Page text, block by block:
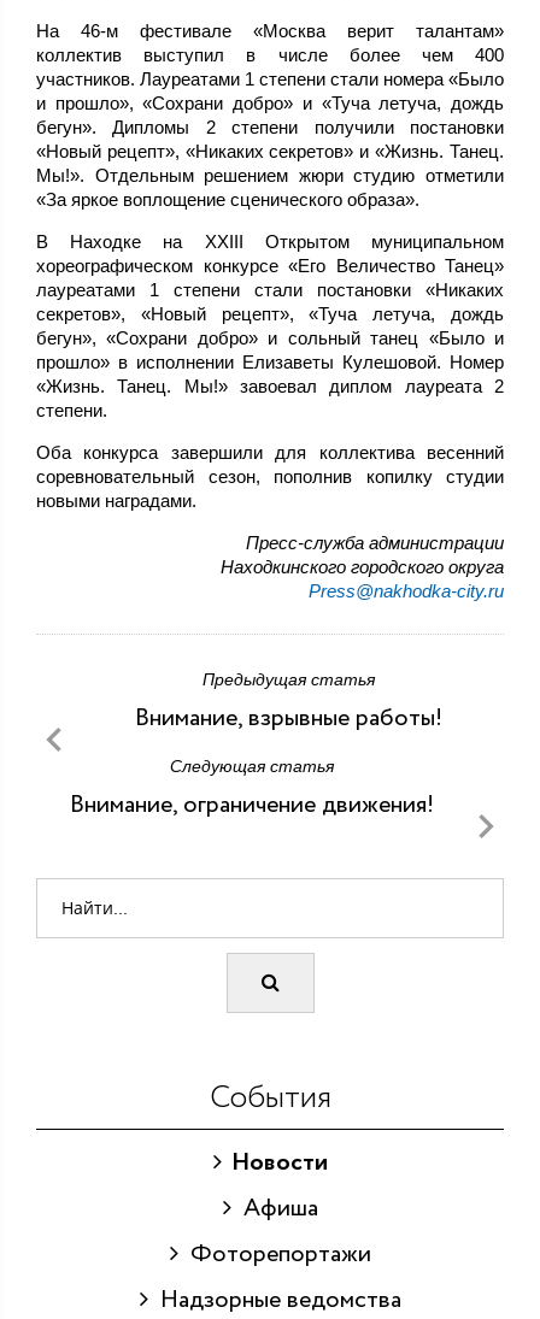
На 46‑м фестивале «Москва верит талантам»
коллектив выступил в числе более чем 400
участников. Лауреатами 1 степени стали номера «Было
и прошло», «Сохрани добро» и «Туча летуча, дождь
бегун». Дипломы 2 степени получили постановки
«Новый рецепт», «Никаких секретов» и «Жизнь. Танец.
Мы!». Отдельным решением жюри студию отметили
«За яркое воплощение сценического образа».
В Находке на XXIII Открытом муниципальном
хореографическом конкурсе «Его Величество Танец»
лауреатами 1 степени стали постановки «Никаких
секретов», «Новый рецепт», «Туча летуча, дождь
бегун», «Сохрани добро» и сольный танец «Было и
прошло» в исполнении Елизаветы Кулешовой. Номер
«Жизнь. Танец. Мы!» завоевал диплом лауреата 2
степени.
Оба конкурса завершили для коллектива весенний
соревновательный сезон, пополнив копилку студии
новыми наградами.
Пресс-служба администрации
Находкинского городского округа
Press@nakhodka-city.ru
Предыдущая статья
Внимание, взрывные работы!
Следующая статья
Внимание, ограничение движения!
События
Новости
Афиша
Фоторепортажи
Надзорные ведомства